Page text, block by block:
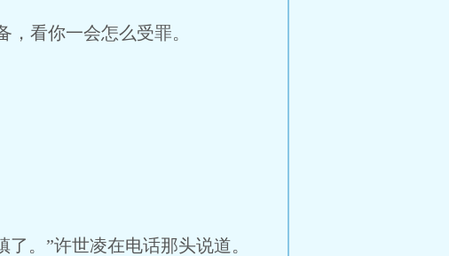
看你一会怎么受罪。
。”许世凌在电话那头说道。